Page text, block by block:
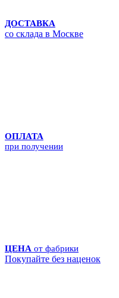
ДОСТАВКА
со склада в Москве
ОПЛАТА
при получении
ЦЕНА от фабрики
Покупайте без наценок